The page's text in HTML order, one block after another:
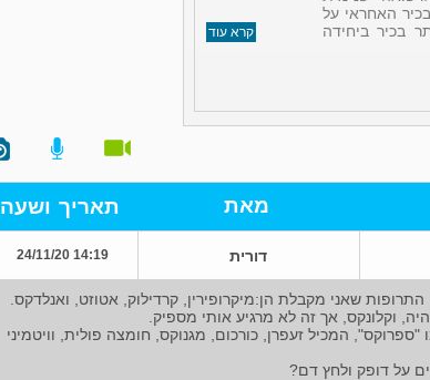
קרא עוד
האחראי על
בכיר ביחידה
מאת תאריך ושעה
דורית 14:19 24/11/20
וקלונקס, אך זה לא מרגיע אותי מספיק.
המכיל זעפרן, כורכום, מגנוקס, חומצה פולית, וויטמיני
על דופק ולחץ דם?